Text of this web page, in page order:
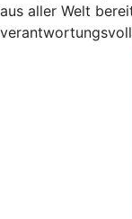
aus aller Welt